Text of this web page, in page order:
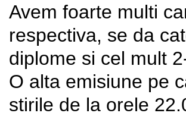
Avem foarte multi
respectiva, se da
diplome si cel mult
O alta emisiune pe
stirile de la orele